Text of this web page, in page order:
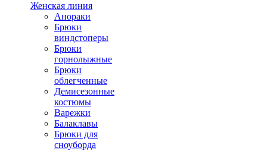
Женская линия
Анораки
Брюки
виндстоперы
Брюки
горнолыжные
Брюки
облегченные
Демисезонные
костюмы
Варежки
Балаклавы
Брюки для
сноуборда